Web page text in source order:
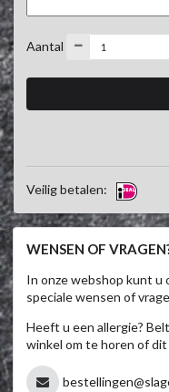
Aantal
Veilig betalen:
WENSEN OF
In onze webshop kunt
speciale wensen of
Heeft u een allergie?
winkel om te horen of